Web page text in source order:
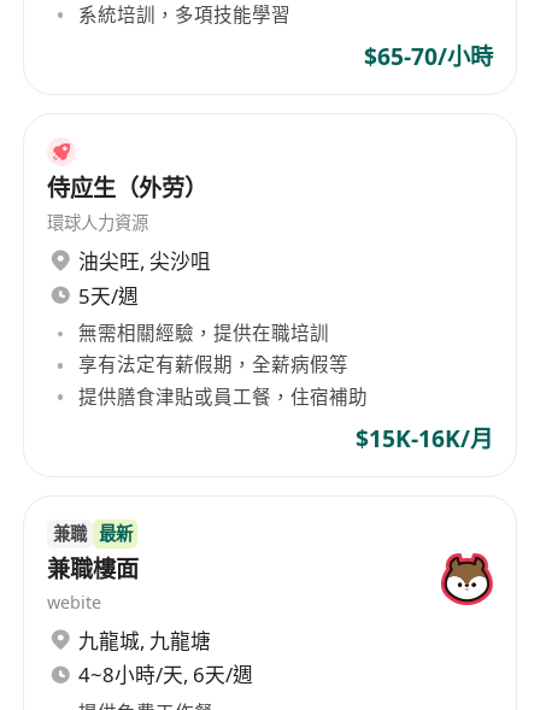
系統培訓，多項技能學習
$65-70/小時
侍应生（外劳）
環球人力資源
油尖旺, 尖沙咀
5天/週
無需相關經驗，提供在職培訓
享有法定有薪假期，全薪病假等
提供膳食津貼或員工餐，住宿補助
$15K-16K/月
兼職 最新
兼職樓面
webite
九龍城, 九龍塘
4~8小時/天, 6天/週